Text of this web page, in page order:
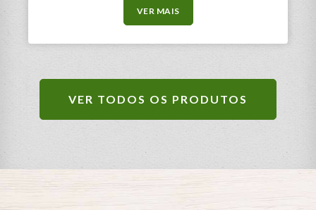
VER MAIS
VER TODOS OS PRODUTOS